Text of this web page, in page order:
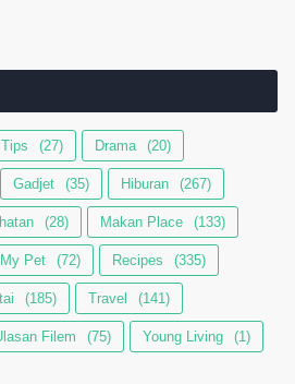
(27) Drama (20)
Gadjet (35) Hiburan (267)
(28) Makan Place (133)
My Pet (72) Recipes (335)
(185) Travel (141)
Filem (75) Young Living (1)